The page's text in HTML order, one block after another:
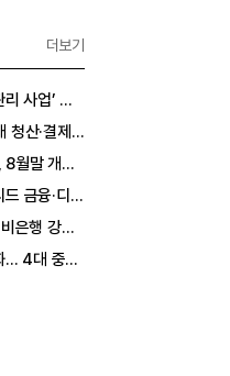
더보기
최종 낙찰
라 구축 착수
정안 발표
신사업 추진
’ 도약 발판
목표 60% 달성